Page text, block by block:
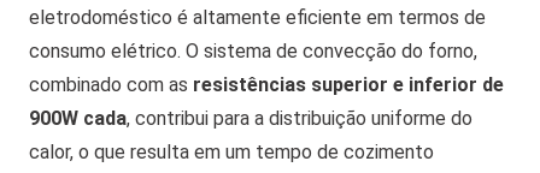
eletrodoméstico é altamente eficiente em termos de
consumo elétrico. O sistema de convecção do forno,
combinado com as resistências superior e inferior de
900W cada, contribui para a distribuição uniforme do
calor, o que resulta em um tempo de cozimento